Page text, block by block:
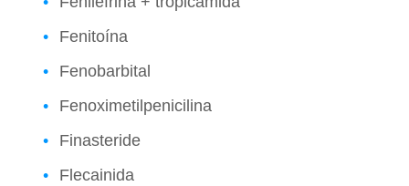
Fenitoína
Fenobarbital
Fenoximetilpenicilina
Finasteride
Flecainida